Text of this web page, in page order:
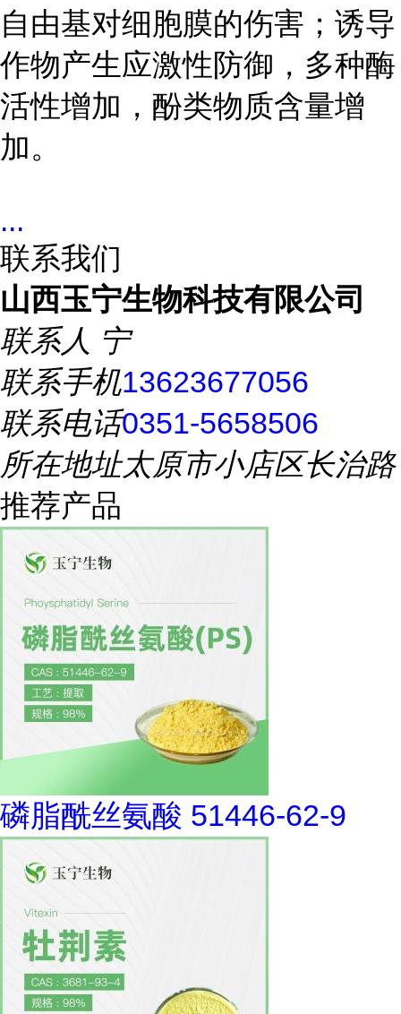
自由基对细胞膜的伤害；诱导
作物产生应激性防御，多种酶
活性增加，酚类物质含量增
加。
...
联系我们
山西玉宁生物科技有限公司
联系人 宁
联系手机13623677056
联系电话0351-5658506
所在地址太原市小店区长治路
推荐产品
磷脂酰丝氨酸 51446-62-9